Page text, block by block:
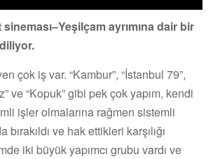
ayrımına dair bir
çok iş var. “Kambur”, “İstanbul 79”,
ve “Kopuk” gibi pek çok yapım, kendi
işler olmalarına rağmen sistemli
ve hak ettikleri karşılığı
iki büyük yapımcı grubu vardı ve